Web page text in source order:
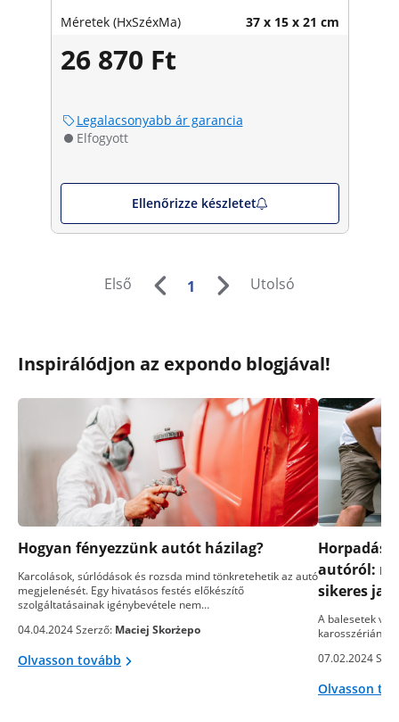
Méretek (HxSzéxMa) 37 x 15 x 21 cm
26 870 Ft
Legalacsonyabb ár garancia
Elfogyott
Ellenőrizze készletet
Első 1 Utolsó
Inspirálódjon az expondo blogjával!
Hogyan fényezzünk autót házilag?
Karcolások, súrlódások és rozsda mind tönkretehetik az autó
megjelenését. Egy hivatásos festés előkészítő
szolgáltatásainak igénybevétele nem…
04.04.2024 Szerző: Maciej Skorżepo
Olvasson tovább
autóról:
sikeres
A balesetek
karosszérián
07.02.2024
Olvasson